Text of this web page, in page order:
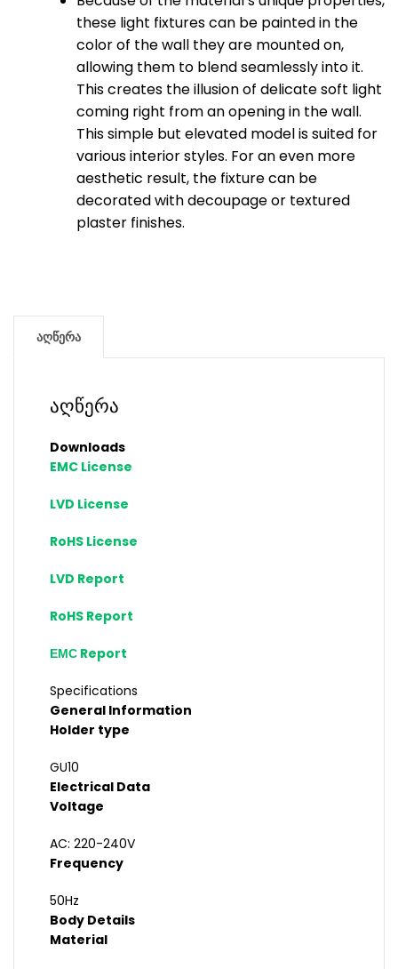
Because of the material’s unique properties,
these light fixtures can be painted in the
color of the wall they are mounted on,
allowing them to blend seamlessly into it.
This creates the illusion of delicate soft light
coming right from an opening in the wall.
This simple but elevated model is suited for
various interior styles. For an even more
aesthetic result, the fixture can be
decorated with decoupage or textured
plaster finishes.
აღწერა
აღწერა
Downloads
LVD Report
RoHS Report
ЕМС Report
Specifications
General Information
Holder type
GU10
Electrical Data
Voltage
AC: 220-240V
Frequency
50Hz
Body Details